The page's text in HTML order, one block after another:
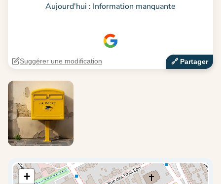
Aujourd'hui : Information manquante
🔗‍️ Partager
Suggérer une modification
+